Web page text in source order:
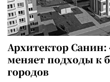
Архитектор
меняет подходы к
городов